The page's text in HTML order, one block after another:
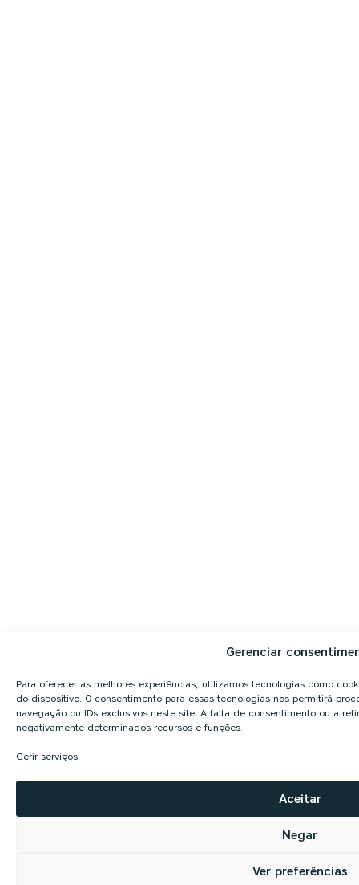
Gerenciar
Para oferecer as melhores experiências, utilizamos tecnologias como
do dispositivo. O consentimento para essas tecnologias nos permitirá
navegação ou IDs exclusivos neste site. A falta de consentimento ou a
negativamente determinados recursos e funções.
Gerir serviços
Aceitar
Negar
Ver preferências